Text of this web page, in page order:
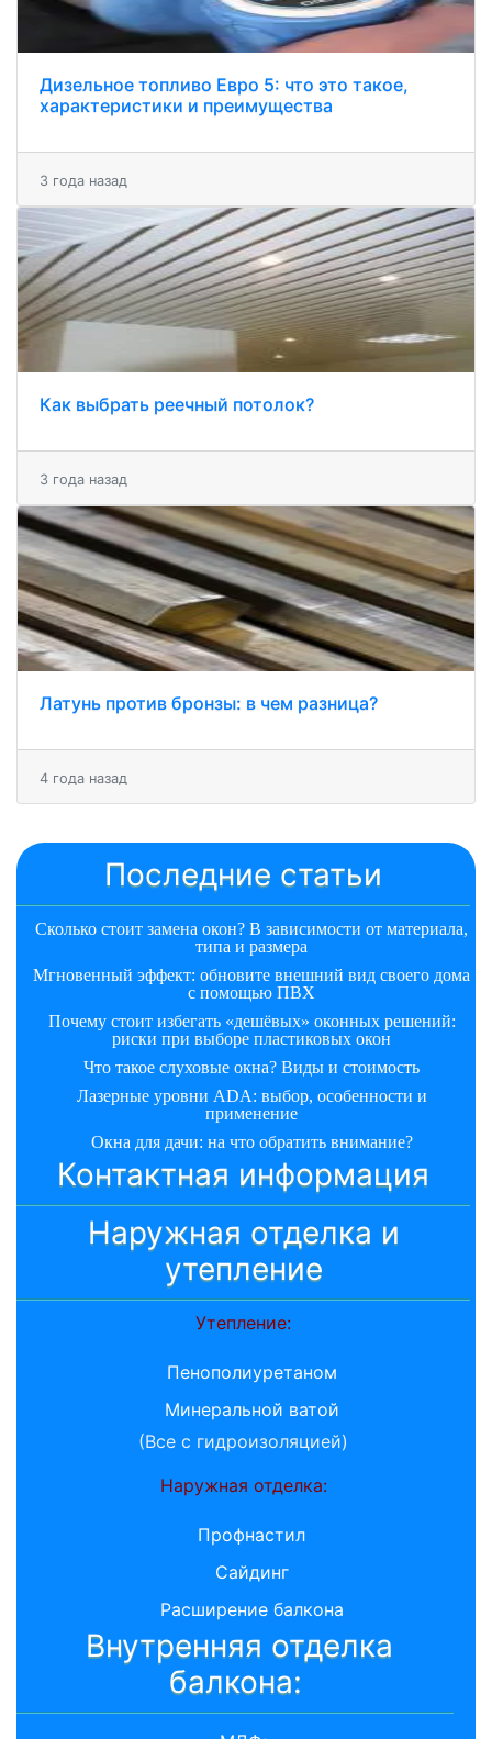
Дизельное топливо Евро 5: что это такое,
характеристики и преимущества
3 года назад
Как выбрать реечный потолок?
3 года назад
Латунь против бронзы: в чем разница?
4 года назад
Последние статьи
Сколько стоит замена окон? В зависимости от материала,
типа и размера
Мгновенный эффект: обновите внешний вид своего дома
с помощью ПВХ
Почему стоит избегать «дешёвых» оконных решений:
риски при выборе пластиковых окон
Что такое слуховые окна? Виды и стоимость
Лазерные уровни ADA: выбор, особенности и
применение
Окна для дачи: на что обратить внимание?
Контактная информация
Наружная отделка и
утепление
Утепление:
Пенополиуретаном
Минеральной ватой
(Все с гидроизоляцией)
Наружная отделка:
Профнастил
Сайдинг
Расширение балкона
Внутренняя отделка
балкона: